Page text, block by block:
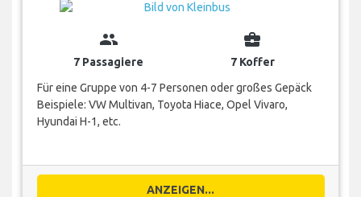
group
7 Passagiere
business_center
7 Koffer
Für eine Gruppe von 4-7 Personen oder großes Gepäck
Beispiele: VW Multivan, Toyota Hiace, Opel Vivaro,
Hyundai H-1, etc.
ANZEIGEN...